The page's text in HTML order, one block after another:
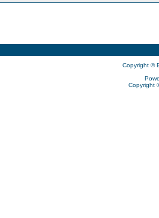
Copyright ©
Copyright